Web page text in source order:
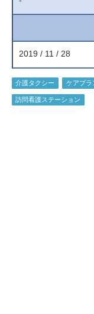
2019 / 11 / 28
介護タクシー ケアプラ
訪問看護ステーション